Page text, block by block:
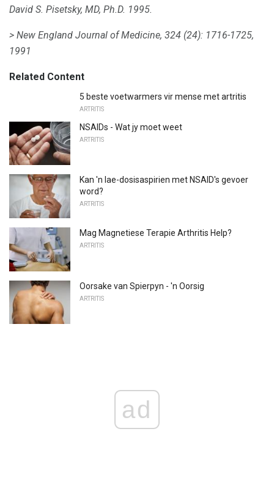
David S. Pisetsky, MD, Ph.D. 1995.
> New England Journal of Medicine, 324 (24): 1716-1725,
1991
Related Content
5 beste voetwarmers vir mense met artritis
ARTRITIS
NSAIDs - Wat jy moet weet
ARTRITIS
Kan 'n lae-dosisaspirien met NSAID's gevoer
word?
ARTRITIS
Mag Magnetiese Terapie Arthritis Help?
ARTRITIS
Oorsake van Spierpyn - 'n Oorsig
ARTRITIS
ad